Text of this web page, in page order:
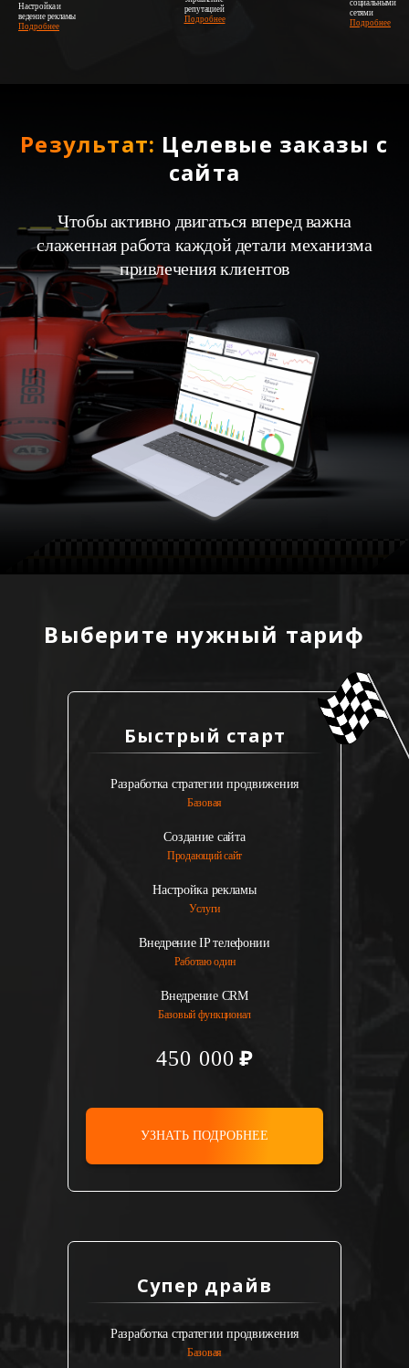
Настройка и
ведение рекламы
Подробнее
репутацией
Подробнее
социальными
сетями
Подробнее
Результат: Целевые заказы с
сайта
Чтобы активно двигаться вперед важна
слаженная работа каждой детали механизма
привлечения клиентов
Выберите нужный тариф
Быстрый старт
Разработка стратегии продвижения
Базовая
Создание сайта
Продающий сайт
Настройка рекламы
Услуги
Внедрение IP телефонии
Работаю один
Внедрение CRM
Базовый функционал
450 000
УЗНАТЬ ПОДРОБНЕЕ
Супер драйв
Разработка стратегии продвижения
Базовая